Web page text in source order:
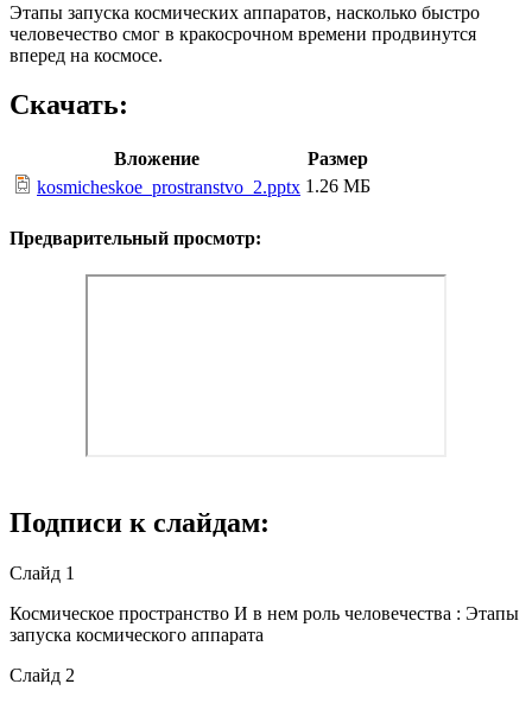
Этапы запуска космических аппаратов, насколько быстро
человечество смог в кракосрочном времени продвинутся
вперед на космосе.
Скачать:
Вложение
Размер
kosmicheskoe_prostranstvo_2.pptx 1.26 МБ
Предварительный просмотр:
Подписи к слайдам:
Слайд 1
Космическое пространство И в нем роль человечества : Этапы
запуска космического аппарата
Слайд 2